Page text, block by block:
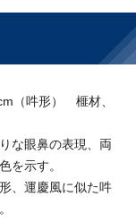
（吽形） 榧材、
な眼鼻の表現、両
を示す。
、運慶風に似た吽